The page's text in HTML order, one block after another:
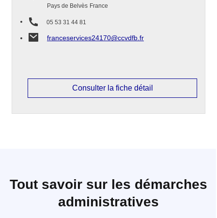
Pays de Belvès France
05 53 31 44 81
franceservices24170@ccvdfb.fr
Consulter la fiche détail
Tout savoir sur les démarches
administratives